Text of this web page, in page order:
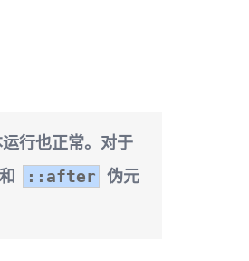
行也正常。对于
和 ::after
伪元